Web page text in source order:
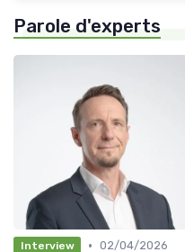
Parole d'experts
Interview • 02/04/2026